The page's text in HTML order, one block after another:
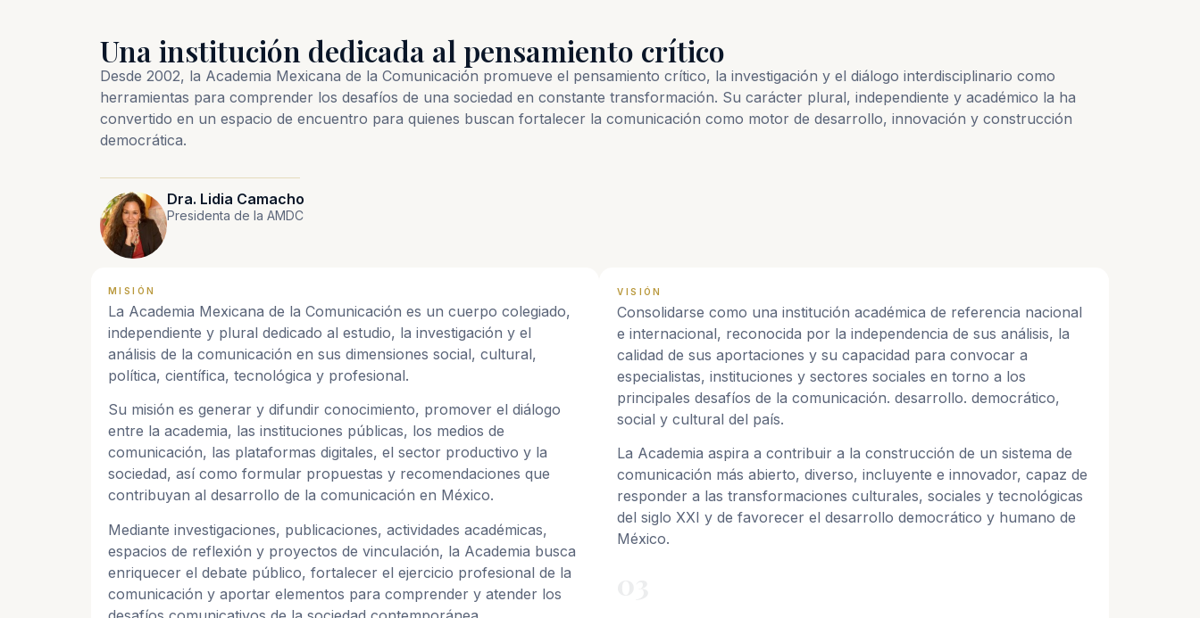
Una institución dedicada al pensamiento crítico
Desde 2002, la Academia Mexicana de la Comunicación promueve el pensamiento crítico, la investigación y el diálogo interdisciplinario como
herramientas para comprender los desafíos de una sociedad en constante transformación. Su carácter plural, independiente y académico la ha
convertido en un espacio de encuentro para quienes buscan fortalecer la comunicación como motor de desarrollo, innovación y construcción
democrática.
Dra. Lidia Camacho
Presidenta de la AMDC
MISIÓN
La Academia Mexicana de la Comunicación es un cuerpo colegiado,
independiente y plural dedicado al estudio, la investigación y el
análisis de la comunicación en sus dimensiones social, cultural,
política, científica, tecnológica y profesional.
Su misión es generar y difundir conocimiento, promover el diálogo
entre la academia, las instituciones públicas, los medios de
comunicación, las plataformas digitales, el sector productivo y la
sociedad, así como formular propuestas y recomendaciones que
contribuyan al desarrollo de la comunicación en México.
Mediante investigaciones, publicaciones, actividades académicas,
espacios de reflexión y proyectos de vinculación, la Academia busca
enriquecer el debate público, fortalecer el ejercicio profesional de la
comunicación y aportar elementos para comprender y atender los
VISIÓN
Consolidarse como una institución académica de referencia nacional
e internacional, reconocida por la independencia de sus análisis, la
calidad de sus aportaciones y su capacidad para convocar a
especialistas, instituciones y sectores sociales en torno a los
principales desafíos de la comunicación. desarrollo. democrático,
social y cultural del país.
La Academia aspira a contribuir a la construcción de un sistema de
comunicación más abierto, diverso, incluyente e innovador, capaz de
responder a las transformaciones culturales, sociales y tecnológicas
del siglo XXI y de favorecer el desarrollo democrático y humano de
México.